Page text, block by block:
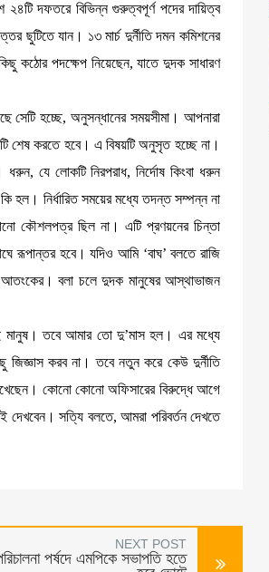
২৪টি দফতরে বিভিন্ন গুরুত্বপূর্ণ পদের দায়িত্ব
ছুটিতে যান। ১৩ মার্চ দুর্নীতি দমন কমিশনের
কঠোর পদক্ষেপ নিয়েছেন, যাতে দুদক সাধারণ
সেটি হচ্ছে, অনুসন্ধানের সময়সীমা। আপনারা
শেষ করতে হবে। এ বিষয়টি অনুসৃত হচ্ছে না।
যে লোকটি নিরপরাধ, নির্দোষ কিংবা ধরুন
হল। নির্ধারিত সময়ের মধ্যে তদন্ত সম্পন্ন না
কৌশলপত্র ছিল না। এটি প্রণয়নের চিন্তা
রূপান্তর হবে। যদিও আমি ‘বাঘ’ বলতে রাজি
আতংকের। বলা চলে দুদক মানুষের আস্থাভাজন
মানুষ। তবে আমার তো দু’মাস হল। এর মধ্যে
জিজ্ঞাস করব না। তবে নতুন করে কেউ দুর্নীতি
কোনো কোনো অফিসারের বিরুদ্ধে আগে
সত্যি বলতে, আমরা পরিবর্তন দেখতে
NEXT POST
পর্ষদে এমপিকে সভাপতি হতে